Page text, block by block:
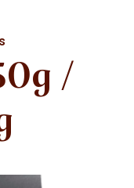
/